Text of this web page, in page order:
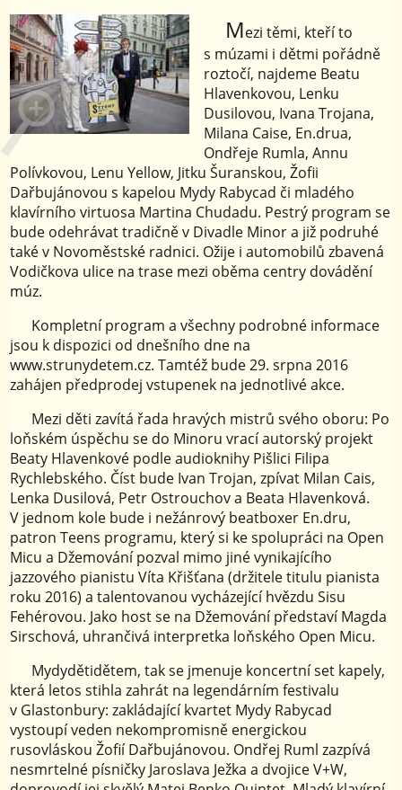
Mezi těmi, kteří to
s múzami i dětmi pořádně
roztočí, najdeme Beatu
Hlavenkovou, Lenku
Dusilovou, Ivana Trojana,
Milana Caise, En.drua,
Ondřeje Rumla, Annu
Polívkovou, Lenu Yellow, Jitku Šuranskou, Žofii
Dařbujánovou s kapelou Mydy Rabycad či mladého
klavírního virtuosa Martina Chudadu. Pestrý program se
bude odehrávat tradičně v Divadle Minor a již podruhé
také v Novoměstské radnici. Ožije i automobilů zbavená
Vodičkova ulice na trase mezi oběma centry dovádění
múz.
Kompletní program a všechny podrobné informace
jsou k dispozici od dnešního dne na
www.strunydetem.cz. Tamtéž bude 29. srpna 2016
zahájen předprodej vstupenek na jednotlivé akce.
Mezi děti zavítá řada hravých mistrů svého oboru: Po
loňském úspěchu se do Minoru vrací autorský projekt
Beaty Hlavenkové podle audioknihy Pišlici Filipa
Rychlebského. Číst bude Ivan Trojan, zpívat Milan Cais,
Lenka Dusilová, Petr Ostrouchov a Beata Hlavenková.
V jednom kole bude i nežánrový beatboxer En.dru,
patron Teens programu, který si ke spolupráci na Open
Micu a Džemování pozval mimo jiné vynikajícího
jazzového pianistu Víta Křišťana (držitele titulu pianista
roku 2016) a talentovanou vycházející hvězdu Sisu
Fehérovou. Jako host se na Džemování představí Magda
Sirschová, uhrančivá interpretka loňského Open Micu.
Mydydětidětem, tak se jmenuje koncertní set kapely,
která letos stihla zahrát na legendárním festivalu
v Glastonbury: zakládající kvartet Mydy Rabycad
vystoupí veden nekompromisně energickou
rusovláskou Žofií Dařbujánovou. Ondřej Ruml zazpívá
nesmrtelné písničky Jaroslava Ježka a dvojice V+W,